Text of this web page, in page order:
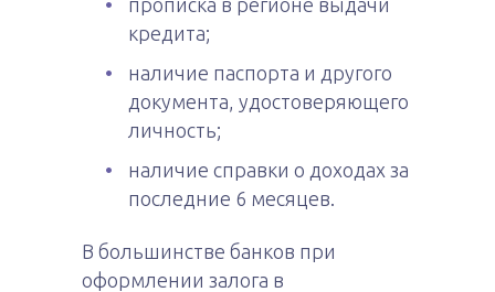
кредита;
наличие паспорта и другого
документа, удостоверяющего
личность;
наличие справки о доходах за
последние 6 месяцев.
В большинстве банков при
оформлении залога в